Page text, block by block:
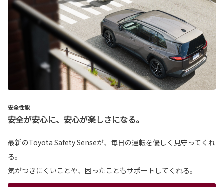
安全性能
安全が安心に、安心が楽しさになる。
最新のToyota Safety Senseが、毎日の運転を優しく見守ってくれ
る。
気がつきにくいことや、困ったこともサポートしてくれる。